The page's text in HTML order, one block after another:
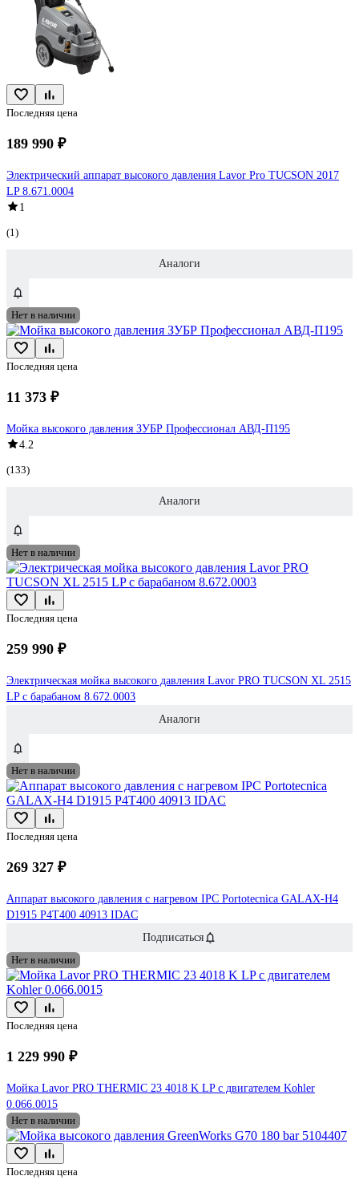
Последняя цена
189 990 ₽
Электрический аппарат высокого давления Lavor Pro TUCSON 2017
LP 8.671.0004
1
(1)
Аналоги
Нет в наличии
Последняя цена
11 373 ₽
Мойка высокого давления ЗУБР Профессионал АВД-П195
4.2
(133)
Аналоги
Нет в наличии
Последняя цена
259 990 ₽
Электрическая мойка высокого давления Lavor PRO TUCSON XL 2515
LP с барабаном 8.672.0003
Аналоги
Нет в наличии
Последняя цена
269 327 ₽
Аппарат высокого давления с нагревом IPC Portotecnica GALAX-H4
D1915 P4T400 40913 IDAC
Подписаться
Нет в наличии
Последняя цена
1 229 990 ₽
Мойка Lavor PRO THERMIC 23 4018 K LP с двигателем Kohler
0.066.0015
Нет в наличии
Последняя цена